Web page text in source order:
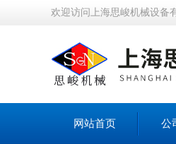
欢迎访问上海思峻机械设备
网站首页 公